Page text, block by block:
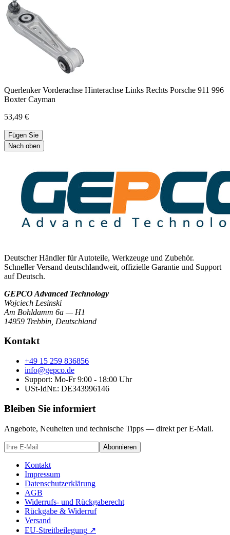
Querlenker Vorderachse Hinterachse Links Rechts Porsche 911 996
Boxter Cayman
53,49 €
Fügen Sie
Nach oben
Deutscher Händler für Autoteile, Werkzeuge und Zubehör.
Schneller Versand deutschlandweit, offizielle Garantie und Support
auf Deutsch.
GEPCO Advanced Technology
Wojciech Lesinski
Am Bohldamm 6a — H1
14959 Trebbin Deutschland
Kontakt
+49 15 259 836856
info@gepco.de
Support: Mo-Fr 9:00 - 18:00 Uhr
USt-IdNr.: DE343996146
Bleiben Sie informiert
Angebote, Neuheiten und technische Tipps — direkt per E-Mail.
Abonnieren
Kontakt
Impressum
Datenschutzerklärung
AGB
Widerrufs- und Rückgaberecht
Rückgabe & Widerruf
Versand
EU-Streitbeilegung ↗